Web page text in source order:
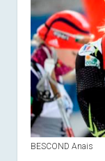
BESCOND Anais